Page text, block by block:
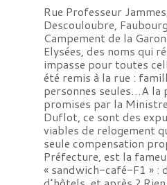
Rue Professeur
Descouloubre,
Campement de la
Elysées, des noms qui
impasse pour toutes
été remis à la rue :
personnes seules…A la
promises par la
Duflot, ce sont des
viables de relogement
seule compensation
Préfecture, est la
« sandwich-café-F1 » :